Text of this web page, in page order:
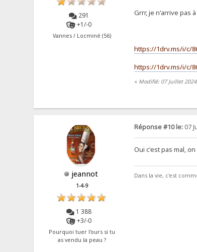
291
+1/-0
Vannes / Locminé (56)
Grrr, je n'arrive pas
https://1drv.ms/i/c/
https://1drv.ms/i/c/
« Modifié: 07 Juillet
jeannot
1-4-9
1 388
+3/-0
Pourquoi tuer l'ours si tu
as vendu la peau ?
Réponse #10 le:07
Oui c'est pas mal,
Dans la vie, c'est